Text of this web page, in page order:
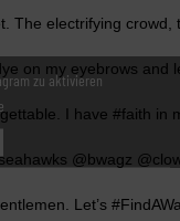
The electrifying crowd,
on my eyebrows and
I have #faith in
@bwagz
Let’s
zu aktivieren